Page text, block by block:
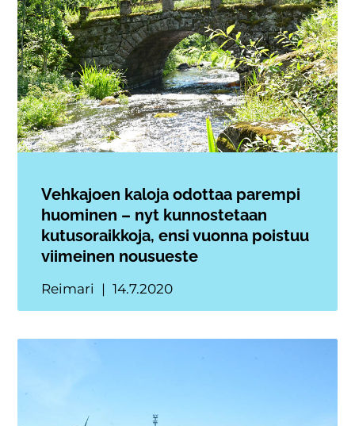
Vehkajoen kaloja odottaa parempi
huominen – nyt kunnostetaan
kutusoraikkoja, ensi vuonna poistuu
viimeinen nousueste
Reimari 14.7.2020